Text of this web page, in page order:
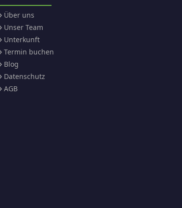
Über uns
Unser Team
Unterkunft
Termin buchen
Blog
Datenschutz
AGB